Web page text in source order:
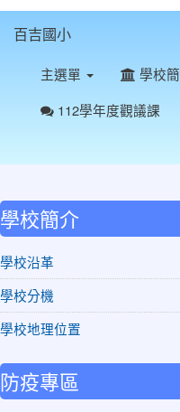
百吉國小
主選單 學校
112學年度觀議課
學校簡介
學校沿革
學校分機
學校地理位置
防疫專區